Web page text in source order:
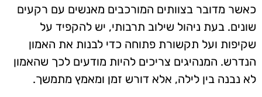
כאשר מדובר בצוותים המורכבים מאנשים עם רקעים
שונים. בעת ניהול שילוב תרבותי, יש להקפיד על
שקיפות ועל תקשורת פתוחה כדי לבנות את האמון
הנדרש. המנהיגים צריכים להיות מודעים לכך שהאמון
לא נבנה בין לילה, אלא דורש זמן ומאמץ מתמשך.